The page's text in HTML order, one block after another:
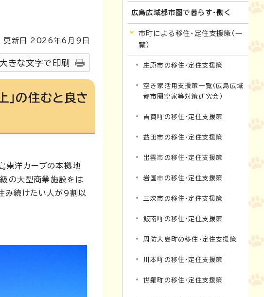
新日 2026年6月9日
大きな文字で印刷
」の住むと良さ
東洋カープの本拠地
級の大型商業施設をは
み続けたい人が9割以
広島広域都市圏で暮らす・働く
市町による移住・定住支援策（一
覧）
庄原市の移住・定住支援策
空き家活用支援策一覧（広島広域
都市圏空家等対策研究会）
吉賀町の移住・定住支援策
益田市の移住・定住支援策
出雲市の移住・定住支援策
岩国市の移住・定住支援策
三次市の移住・定住支援策
飯南町の移住・定住支援策
周防大島町の移住・定住支援策
川本町の移住・定住支援策
世羅町の移住・定住支援策